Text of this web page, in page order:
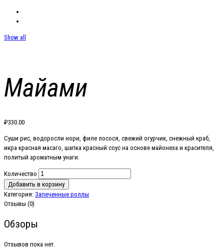
Show all
Майами
₽330.00
Суши рис, водоросли нори, филе лосося, свежий огурчик, снежный краб,
икра красная масаго, шапка красный соус на основе майонеза и красителя,
политый ароматным унаги.
Количество
Добавить в корзину
Категория: Запеченные роллы
Отзывы (0)
Обзоры
Отзывов пока нет.